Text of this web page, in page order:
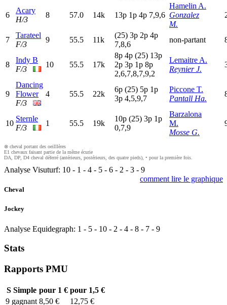
6
Acary
H/3
8 57.0 14k 13p 1p 4p 7,9,6
Hamelin A.
Gonzalez
M.
7
Tarateel
F/3
9 55.5 11k
(25) 3p 2p 4p
7,8,6
non-partant
8
Indy B
F/3
10 55.5 17k
8p 4p (25) 13p
2p 3p 1p 8p
2,6,7,8,7,9,2
Lemaitre A.
Reynier J.
9
Dancing
Flower
F/3
4 55.5 22k
6p (25) 5p 1p
3p 4,5,9,7
Piccone T.
Pantall Ha.
10
Sternle
F/3
1 55.5 19k
10p (25) 3p 1p
0,7,9
Barzalona
M.
Mosse G.
⊗ cheval portant des oeilllères
E1 chevaux faisant partie de la même écurie
DA, DP, D4 cheval déferré (antérieurs, postérieurs, des quatre pieds), • pour la première fois.
Analyse Visuturf: 10 - 1 - 4 - 5 - 6 - 2 - 3 - 9
comment lire le graphique
Cheval
Jockey
Analyse Equidegraph: 1 - 5 - 10 - 2 - 4 - 8 - 7 - 9
Stats
Rapports PMU
SSimple pour 1 € pour 1,5 €
9 gagnant 8,50 € 12,75 €